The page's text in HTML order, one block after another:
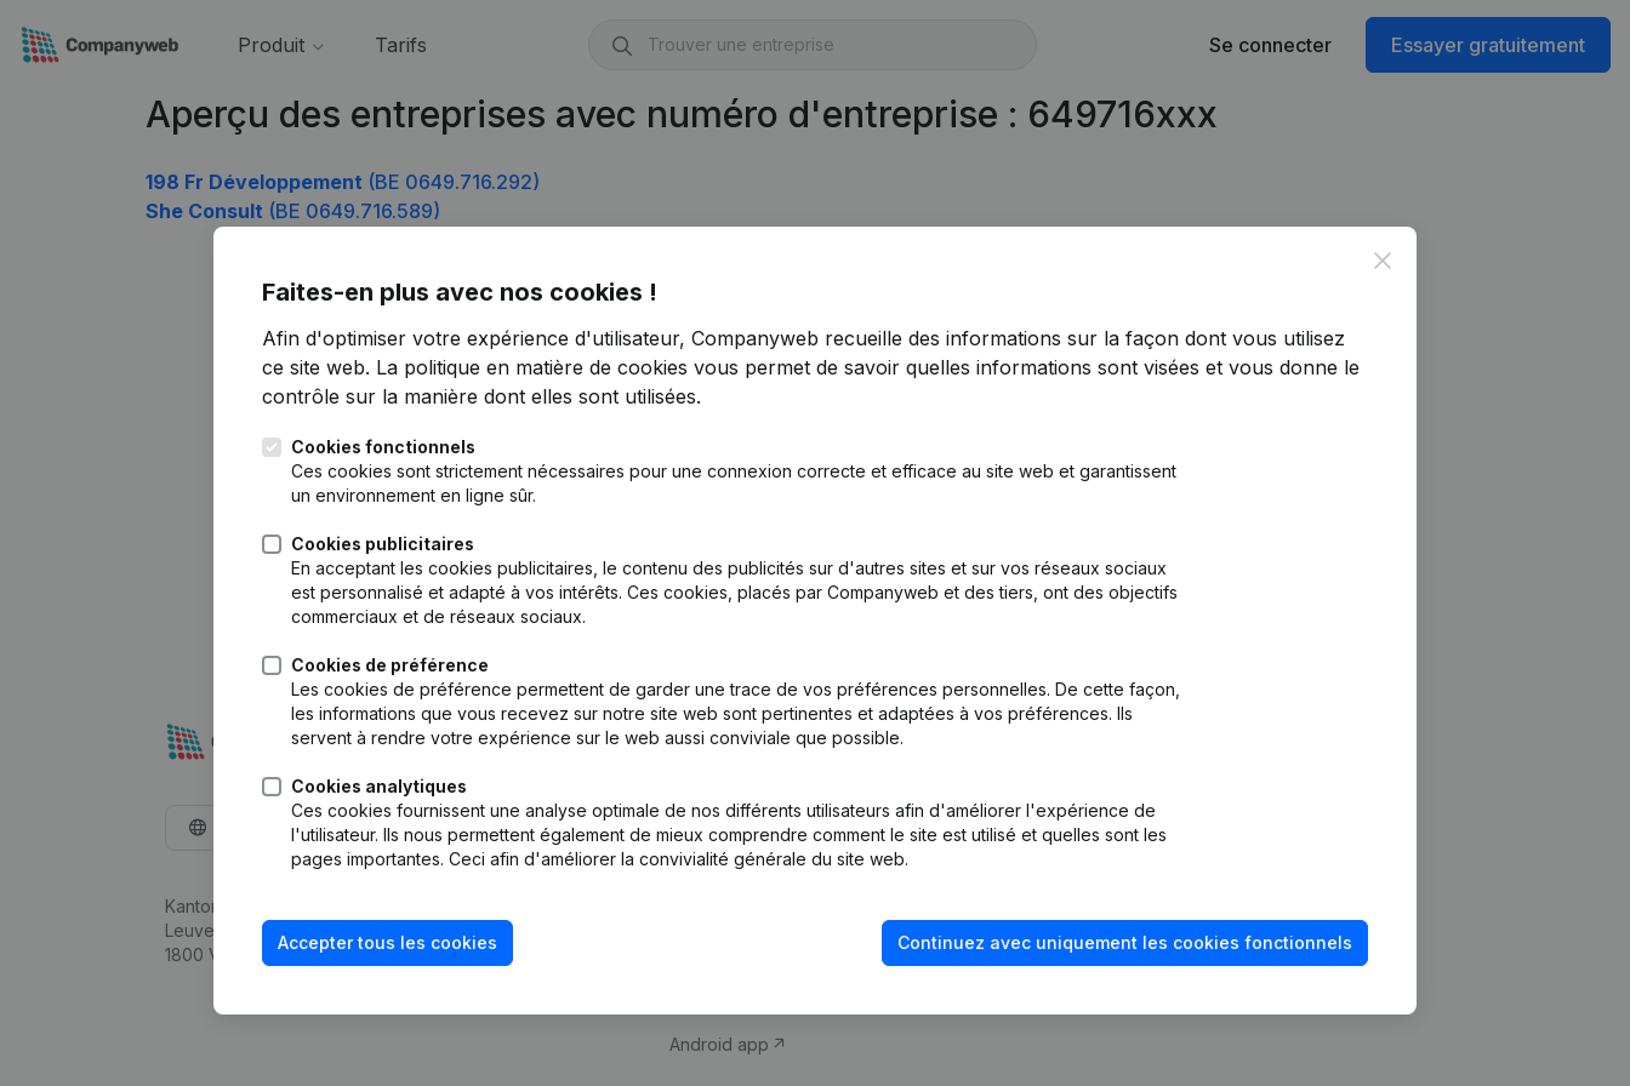
Produit Tarifs Se connecter Essayer gratuitement
Aperçu des entreprises avec numéro d'entreprise : 649716xxx
198 Fr Développement (BE 0649.716.292)
She Consult (BE 0649.716.589)
Close
Faites-en plus avec nos cookies !
Afin d'optimiser votre expérience d'utilisateur, Companyweb recueille des informations sur la façon dont vous utilisez
ce site web. La politique en matière de cookies vous permet de savoir quelles informations sont visées et vous donne le
contrôle sur la manière dont elles sont utilisées.
Cookies fonctionnels
Ces cookies sont strictement nécessaires pour une connexion correcte et efficace au site web et garantissent
un environnement en ligne sûr.
Cookies publicitaires
En acceptant les cookies publicitaires, le contenu des publicités sur d'autres sites et sur vos réseaux sociaux
est personnalisé et adapté à vos intérêts. Ces cookies, placés par Companyweb et des tiers, ont des objectifs
commerciaux et de réseaux sociaux.
Cookies de préférence
Les cookies de préférence permettent de garder une trace de vos préférences personnelles. De cette façon,
les informations que vous recevez sur notre site web sont pertinentes et adaptées à vos préférences. Ils
servent à rendre votre expérience sur le web aussi conviviale que possible.
Cookies analytiques
Ces cookies fournissent une analyse optimale de nos différents utilisateurs afin d'améliorer l'expérience de
l'utilisateur. Ils nous permettent également de mieux comprendre comment le site est utilisé et quelles sont les
pages importantes. Ceci afin d'améliorer la convivialité générale du site web.
Accepter tous les cookies Continuez avec uniquement les cookies fonctionnels
Français
Kantorenpark Everest
Leuvensesteenweg 248D,
1800 Vilvoorde
Produit
d’entreprise
Monitoring
Android app
fraude
Consulter des comptes annuels
Vérification de la solvabilité